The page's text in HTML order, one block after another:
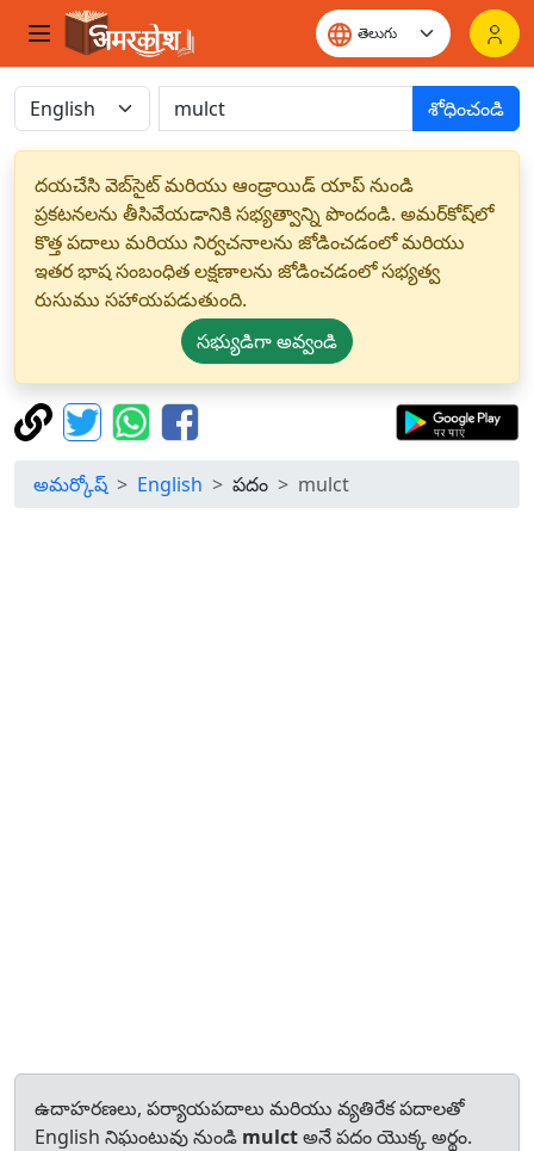
శోధించండి
దయచేసి వెబ్‌సైట్ మరియు ఆండ్రాయిడ్ యాప్ నుండి
ప్రకటనలను తీసివేయడానికి సభ్యత్వాన్ని పొందండి. అమర్‌కోష్‌లో
కొత్త పదాలు మరియు నిర్వచనాలను జోడించడంలో మరియు
ఇతర భాష సంబంధిత లక్షణాలను జోడించడంలో సభ్యత్వ
రుసుము సహాయపడుతుంది.
సభ్యుడిగా అవ్వండి
అమర్కోష్ English పదం mulct
ఉదాహరణలు, పర్యాయపదాలు మరియు వ్యతిరేక పదాలతో
English నిఘంటువు నుండి mulctఅనే పదం యొక్క అర్థం.